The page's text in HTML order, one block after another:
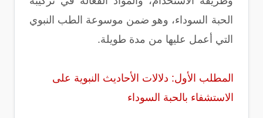
الحبة السوداء، وهو ضمن موسوعة الطب النبوي
التي أعمل عليها من مدة طويلة.
المطلب الأول: دلالات الأحاديث النبوية على
الاستشفاء بالحبة السوداء